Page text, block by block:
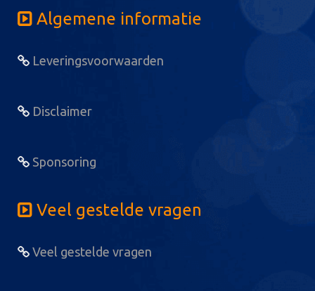
Algemene informatie
Leveringsvoorwaarden
Disclaimer
Sponsoring
Veel gestelde vragen
Veel gestelde vragen